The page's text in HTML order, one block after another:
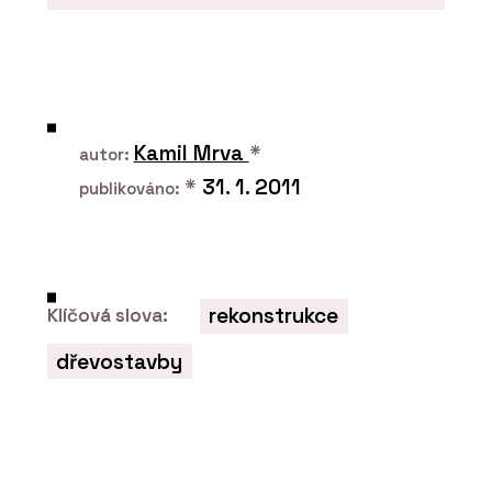
autor: Kamil Mrva *
publikováno: * 31. 1. 2011
Klíčová slova:
rekonstrukce
dřevostavby